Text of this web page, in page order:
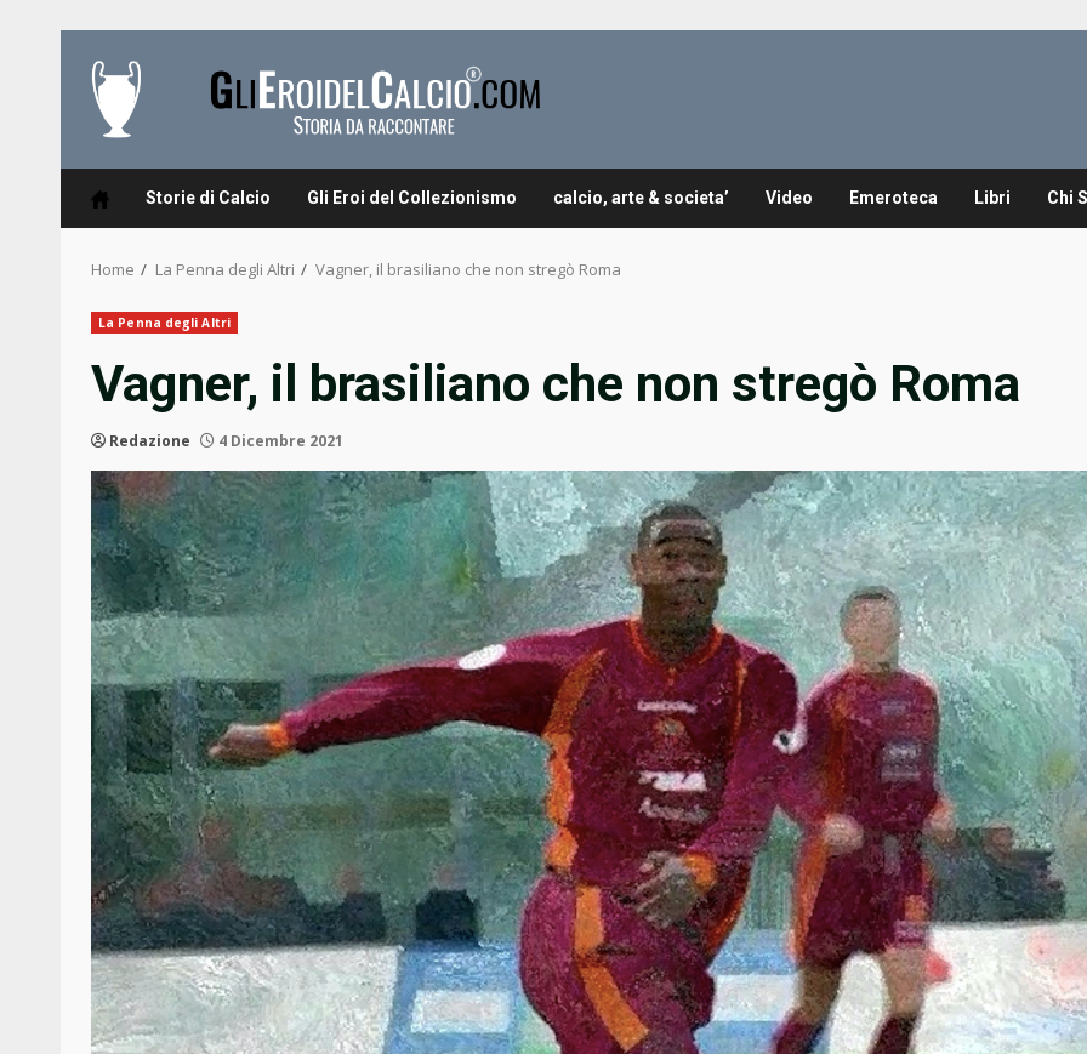
content
Storie di Calcio Gli Eroi del Collezionismo calcio, arte & societa’ Video Emeroteca Libri Chi
Home La Penna degli Altri Vagner, il brasiliano che non stregò Roma
La Penna degli Altri
Vagner, il brasiliano che non stregò Roma
Redazione 4 Dicembre 2021